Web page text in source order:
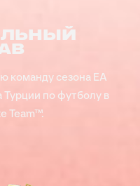
команду сезона EA
Турции по футболу в
Team™.